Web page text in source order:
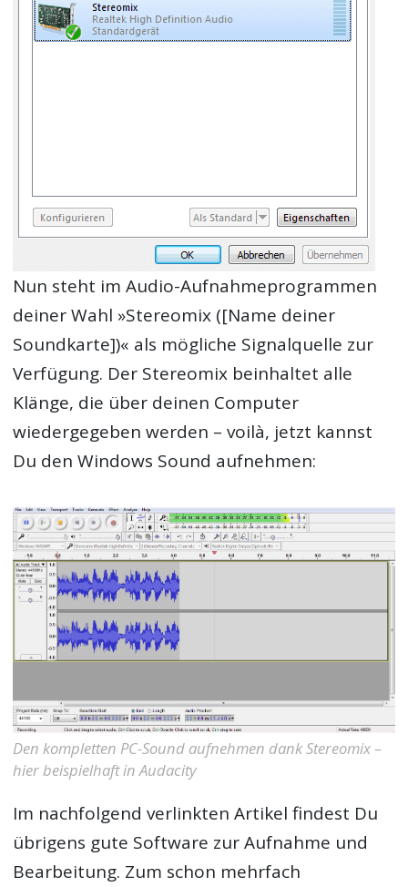
Nun steht im Audio-Aufnahmeprogrammen
deiner Wahl »Stereomix ([Name deiner
Soundkarte])« als mögliche Signalquelle zur
Verfügung. Der Stereomix beinhaltet alle
Klänge, die über deinen Computer
wiedergegeben werden – voilà, jetzt kannst
Du den Windows Sound aufnehmen:
Den kompletten PC-Sound aufnehmen dank Stereomix –
hier beispielhaft in Audacity
Im nachfolgend verlinkten Artikel findest Du
übrigens gute Software zur Aufnahme und
Bearbeitung. Zum schon mehrfach